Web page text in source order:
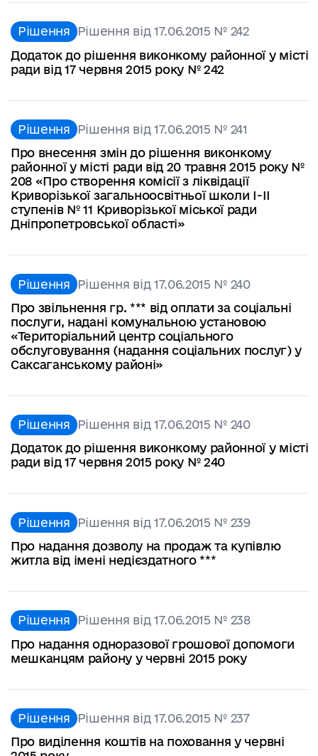
Рішення Рішення від 17.06.2015 № 242
Додаток до рішення виконкому районної у місті
ради від 17 червня 2015 року № 242
Рішення Рішення від 17.06.2015 № 241
Про внесення змін до рішення виконкому
районної у місті ради від 20 травня 2015 року №
208 «Про створення комісії з ліквідації
Криворізької загальноосвітньої школи I-II
ступенів № 11 Криворізької міської ради
Дніпропетровської області»
Рішення Рішення від 17.06.2015 № 240
Про звільнення гр. *** від оплати за соціальні
послуги, надані комунальною установою
«Територіальний центр соціального
обслуговування (надання соціальних послуг) у
Саксаганському районі»
Рішення Рішення від 17.06.2015 № 240
Додаток до рішення виконкому районної у місті
ради від 17 червня 2015 року № 240
Рішення Рішення від 17.06.2015 № 239
Про надання дозволу на продаж та купівлю
житла від імені недієздатного ***
Рішення Рішення від 17.06.2015 № 238
Про надання одноразової грошової допомоги
мешканцям району у червні 2015 року
Рішення Рішення від 17.06.2015 № 237
Про виділення коштів на поховання у червні